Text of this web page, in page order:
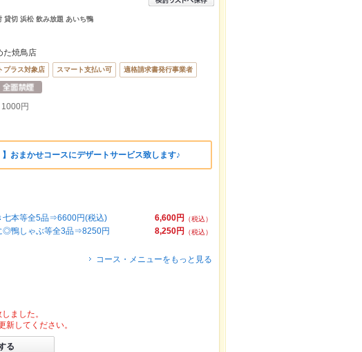
貸切 浜松 飲み放題 あいち鴨
た焼鳥店
プラス対象店 スマート支払い可 適格請求書発行事業者
円
】おまかせコースにデザートサービス致します♪
6,600円
（税込）
七本等全5品⇒6600円(税込)
8,250円
（税込）
◎鴨しゃぶ等全3品⇒8250円
コース・メニューをもっと見る
ました。
新してください。
る